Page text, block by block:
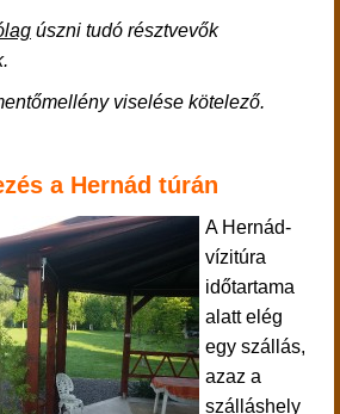
úszni tudó résztvevők
viselése kötelező.
a Hernád túrán
A Hernád-
vízitúra
időtartama
alatt elég
egy szállás,
azaz a
szálláshely